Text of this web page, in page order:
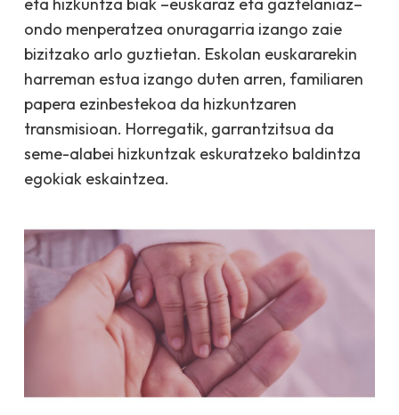
eta hizkuntza biak –euskaraz eta gaztelaniaz–
ondo menperatzea onuragarria izango zaie
bizitzako arlo guztietan. Eskolan euskararekin
harreman estua izango duten arren, familiaren
papera ezinbestekoa da hizkuntzaren
transmisioan. Horregatik, garrantzitsua da
seme-alabei hizkuntzak eskuratzeko baldintza
egokiak eskaintzea.